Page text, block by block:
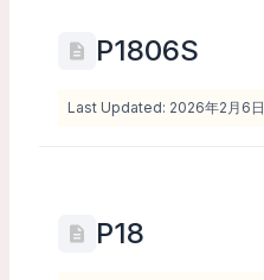
P1806S
Last Updated: 2026年2月6日
P18